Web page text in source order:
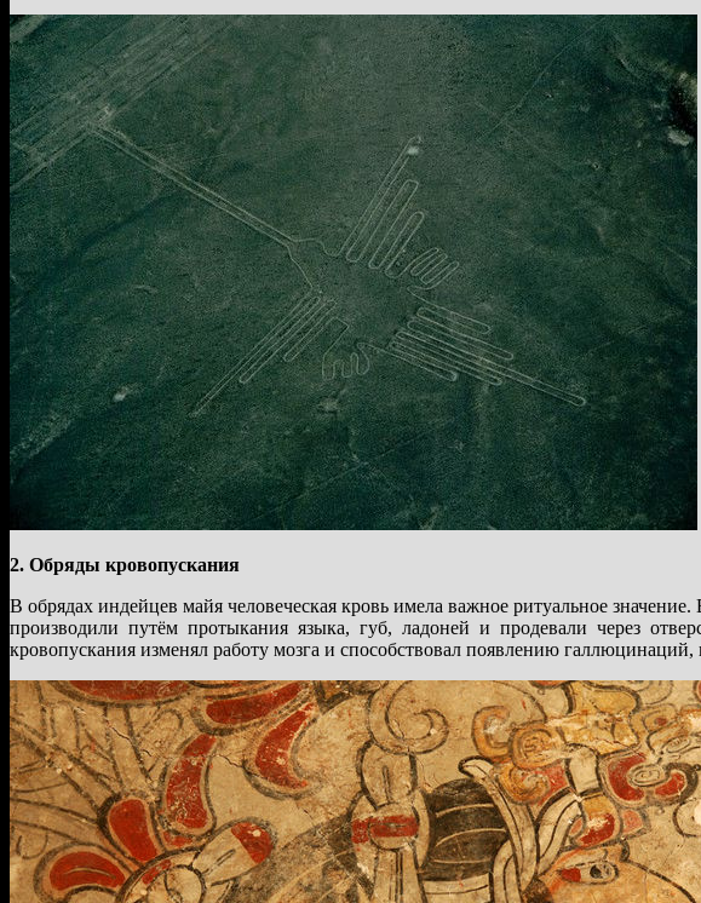
2. Обряды кровопускания
В обрядах индейцев майя человеческая кровь имела важное ритуальное
производили путём протыкания языка, губ, ладоней и продевали через
кровопускания изменял работу мозга и способствовал появлению